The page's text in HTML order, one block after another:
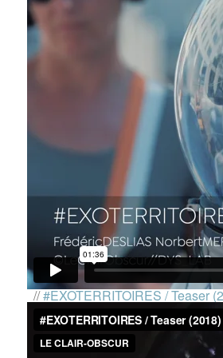
//#EXOTERRITOIRES / Teaser